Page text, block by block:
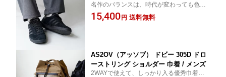
ク シューズ / メンズ ローカット スエー
ド
名作のバランスは、時代が変わっても色褪
せない。
15,400 円 送料無料
AS2OV（アッソブ） ドビー 305D ドロ
ーストリング ショルダー 巾着 / メンズ
2WAYで使えて、しっかり入る優秀巾着バ